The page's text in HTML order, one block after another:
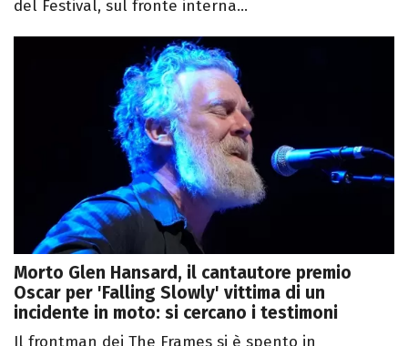
del Festival, sul fronte interna...
Morto Glen Hansard, il cantautore premio
Oscar per 'Falling Slowly' vittima di un
incidente in moto: si cercano i testimoni
Il frontman dei The Frames si è spento in